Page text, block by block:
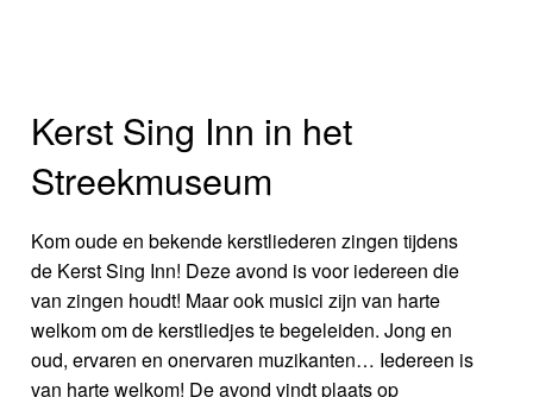
Kerst Sing Inn in het
Streekmuseum
Kom oude en bekende kerstliederen zingen tijdens
de Kerst Sing Inn! Deze avond is voor iedereen die
van zingen houdt! Maar ook musici zijn van harte
welkom om de kerstliedjes te begeleiden. Jong en
oud, ervaren en onervaren muzikanten… Iedereen is
van harte welkom! De avond vindt plaats op